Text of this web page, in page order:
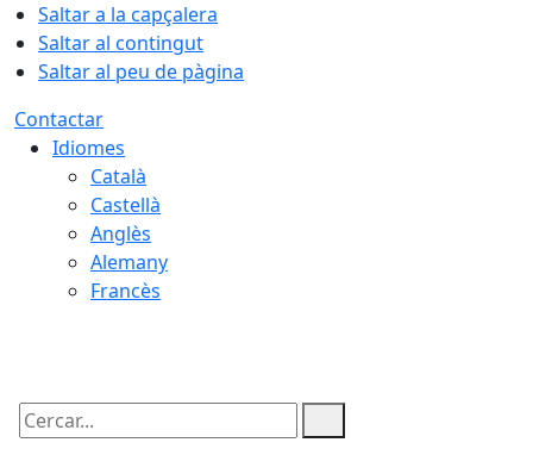
Saltar a la capçalera
Saltar al contingut
Saltar al peu de pàgina
Contactar
Idiomes
Català
Castellà
Anglès
Alemany
Francès
Cercar: